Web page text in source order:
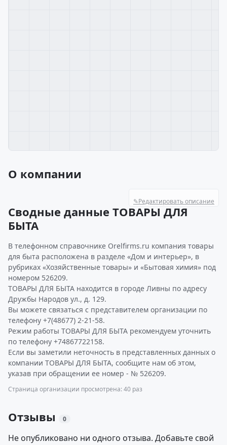
О компании
✎Редактировать описание
Сводные данные ТОВАРЫ ДЛЯ
БЫТА
В телефонном справочнике Orelfirms.ru компания товары
для быта расположена в разделе «Дом и интерьер», в
рубриках «Хозяйственные товары» и «Бытовая химия» под
номером 526209.
ТОВАРЫ ДЛЯ БЫТА находится в городе Ливны по адресу
Дружбы Народов ул., д. 129.
Вы можете связаться с представителем организации по
телефону +7(48677) 2-21-58.
Режим работы ТОВАРЫ ДЛЯ БЫТА рекомендуем уточнить
по телефону +74867722158.
Если вы заметили неточность в представленных данных о
компании ТОВАРЫ ДЛЯ БЫТА, сообщите нам об этом,
указав при обращении ее номер - № 526209.
Страница организации просмотрена: 40 раз
Отзывы 0
Не опубликовано ни одного отзыва. Добавьте свой